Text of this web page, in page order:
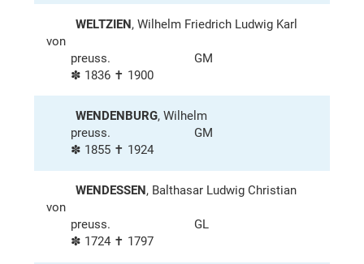
WELTZIEN, Wilhelm Friedrich Ludwig Karl
von
preuss.
GM
✽ 1836 ✝ 1900
WENDENBURG, Wilhelm
preuss.
GM
✽ 1855 ✝ 1924
WENDESSEN , Balthasar Ludwig Christian
von
preuss.
GL
✽ 1724 ✝ 1797